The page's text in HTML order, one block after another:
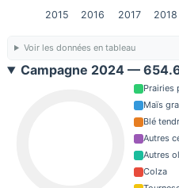
2015 2016 2017 2018
Voir les données en tableau
Campagne 2024 —
Prairies
Maïs
Blé
Autres
Autres
Colza